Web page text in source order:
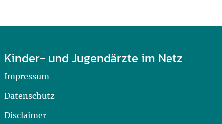
Kinder- und Jugendärzte im Netz
Impressum
Datenschutz
Disclaimer